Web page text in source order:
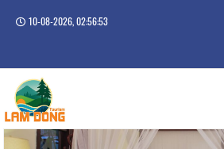
10-08-2026, 02:56:53